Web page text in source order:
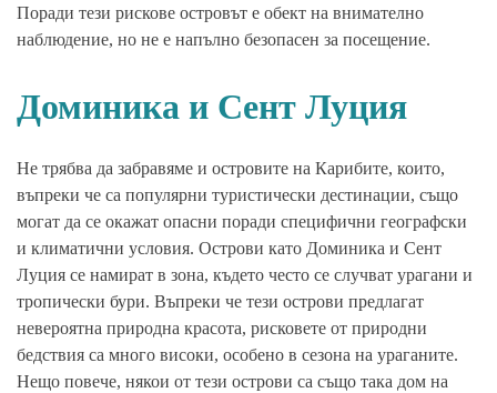
Поради тези рискове островът е обект на внимателно
наблюдение, но не е напълно безопасен за посещение.
Доминика и Сент Луция
Не трябва да забравяме и островите на Карибите, които,
въпреки че са популярни туристически дестинации, също
могат да се окажат опасни поради специфични географски
и климатични условия. Острови като Доминика и Сент
Луция се намират в зона, където често се случват урагани и
тропически бури. Въпреки че тези острови предлагат
невероятна природна красота, рисковете от природни
бедствия са много високи, особено в сезона на ураганите.
Нещо повече, някои от тези острови са също така дом на